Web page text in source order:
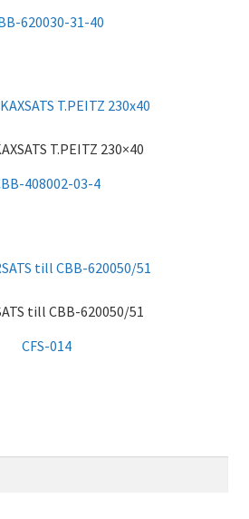
620030-31-40
T.PEITZ 230×40
408002-03-4
till CBB-620050/51
CFS-014